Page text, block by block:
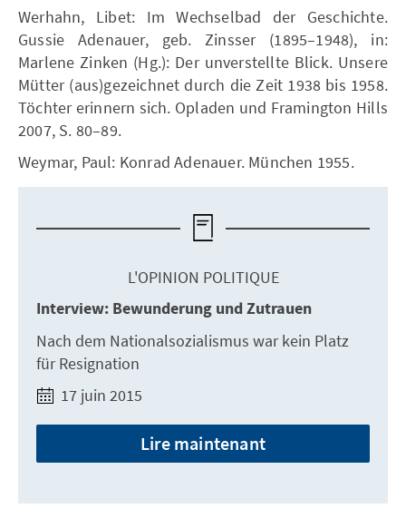
Werhahn, Libet: Im Wechselbad der Geschichte.
Gussie Adenauer, geb. Zinsser (1895–1948), in:
Marlene Zinken (Hg.): Der unverstellte Blick. Unsere
Mütter (aus)gezeichnet durch die Zeit 1938 bis 1958.
Töchter erinnern sich. Opladen und Framington Hills
2007, S. 80–89.
Weymar, Paul: Konrad Adenauer. München 1955.
L'OPINION POLITIQUE
Interview: Bewunderung und Zutrauen
Nach dem Nationalsozialismus war kein Platz
für Resignation
17 juin 2015
Lire maintenant